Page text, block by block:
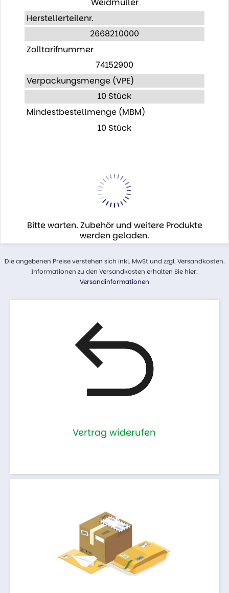
Weidmüller
Herstellerteilenr.
2668210000
Zolltarifnummer
74152900
Verpackungsmenge (VPE)
10 Stück
Mindestbestellmenge (MBM)
10 Stück
Bitte warten. Zubehör und weitere Produkte
werden geladen.
Die angebenen Preise verstehen sich inkl. MwSt und zzgl. Versandkosten.
Informationen zu den Versandkosten erhalten Sie hier:
Versandinformationen
Vertrag widerufen